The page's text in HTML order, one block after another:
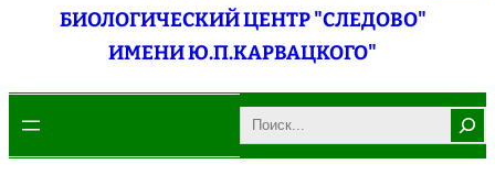
БИОЛОГИЧЕСКИЙ ЦЕНТР "СЛЕДОВО"
ИМЕНИ Ю.П.КАРВАЦКОГО"
Search